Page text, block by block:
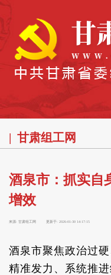
甘肃组工网
酒泉市：抓实自
增效
来源: 甘肃组工网 更新于: 2026-01-30 14:17:15
酒泉市聚焦政治过
精准发力、系统推